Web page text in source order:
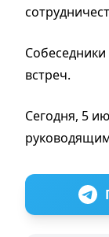
встреч.
Сегодня, 5